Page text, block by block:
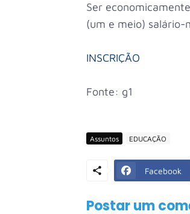
Ser
(um e meio)
INSCRIÇÃO
Fonte: g1
Assuntos EDUCAÇÃO
Facebook
Postar um